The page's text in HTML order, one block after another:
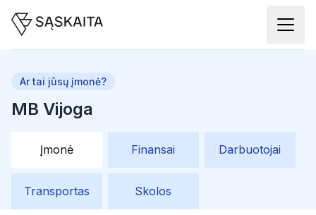
MB Vijoga
Ar tai jūsų įmonė?
Įmonė Finansai Darbuotojai
Transportas Skolos